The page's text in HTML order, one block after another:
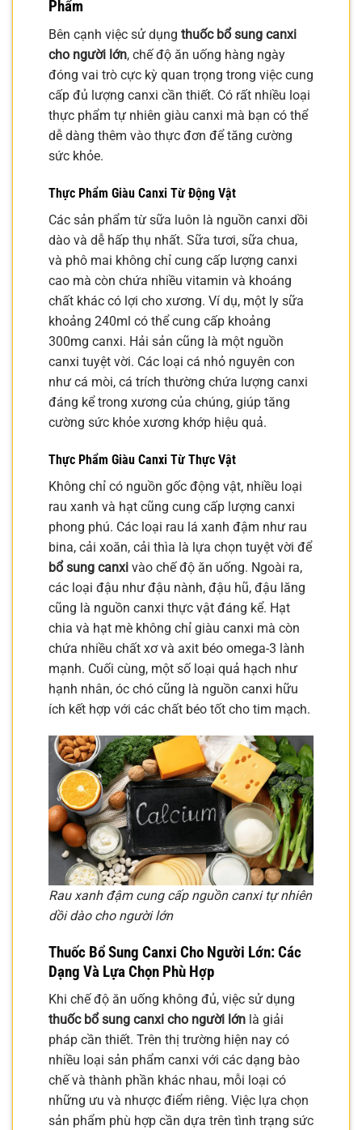
Phẩm
Bên cạnh việc sử dụng thuốc bổ sung canxi
cho người lớn, chế độ ăn uống hàng ngày
đóng vai trò cực kỳ quan trọng trong việc cung
cấp đủ lượng canxi cần thiết. Có rất nhiều loại
thực phẩm tự nhiên giàu canxi mà bạn có thể
dễ dàng thêm vào thực đơn để tăng cường
sức khỏe.
Thực Phẩm Giàu Canxi Từ Động Vật
Các sản phẩm từ sữa luôn là nguồn canxi dồi
dào và dễ hấp thụ nhất. Sữa tươi, sữa chua,
và phô mai không chỉ cung cấp lượng canxi
cao mà còn chứa nhiều vitamin và khoáng
chất khác có lợi cho xương. Ví dụ, một ly sữa
khoảng 240ml có thể cung cấp khoảng
300mg canxi. Hải sản cũng là một nguồn
canxi tuyệt vời. Các loại cá nhỏ nguyên con
như cá mòi, cá trích thường chứa lượng canxi
đáng kể trong xương của chúng, giúp tăng
cường sức khỏe xương khớp hiệu quả.
Thực Phẩm Giàu Canxi Từ Thực Vật
Không chỉ có nguồn gốc động vật, nhiều loại
rau xanh và hạt cũng cung cấp lượng canxi
phong phú. Các loại rau lá xanh đậm như rau
bina, cải xoăn, cải thìa là lựa chọn tuyệt vời để
bổ sung canxi vào chế độ ăn uống. Ngoài ra,
các loại đậu như đậu nành, đậu hũ, đậu lăng
cũng là nguồn canxi thực vật đáng kể. Hạt
chia và hạt mè không chỉ giàu canxi mà còn
chứa nhiều chất xơ và axit béo omega-3 lành
mạnh. Cuối cùng, một số loại quả hạch như
hạnh nhân, óc chó cũng là nguồn canxi hữu
ích kết hợp với các chất béo tốt cho tim mạch.
Rau xanh đậm cung cấp nguồn canxi tự nhiên
dồi dào cho người lớn
Thuốc Bổ Sung Canxi Cho Người Lớn: Các
Dạng Và Lựa Chọn Phù Hợp
Khi chế độ ăn uống không đủ, việc sử dụng
thuốc bổ sung canxi cho người lớn là giải
pháp cần thiết. Trên thị trường hiện nay có
nhiều loại sản phẩm canxi với các dạng bào
chế và thành phần khác nhau, mỗi loại có
những ưu và nhược điểm riêng. Việc lựa chọn
sản phẩm phù hợp cần dựa trên tình trạng sức